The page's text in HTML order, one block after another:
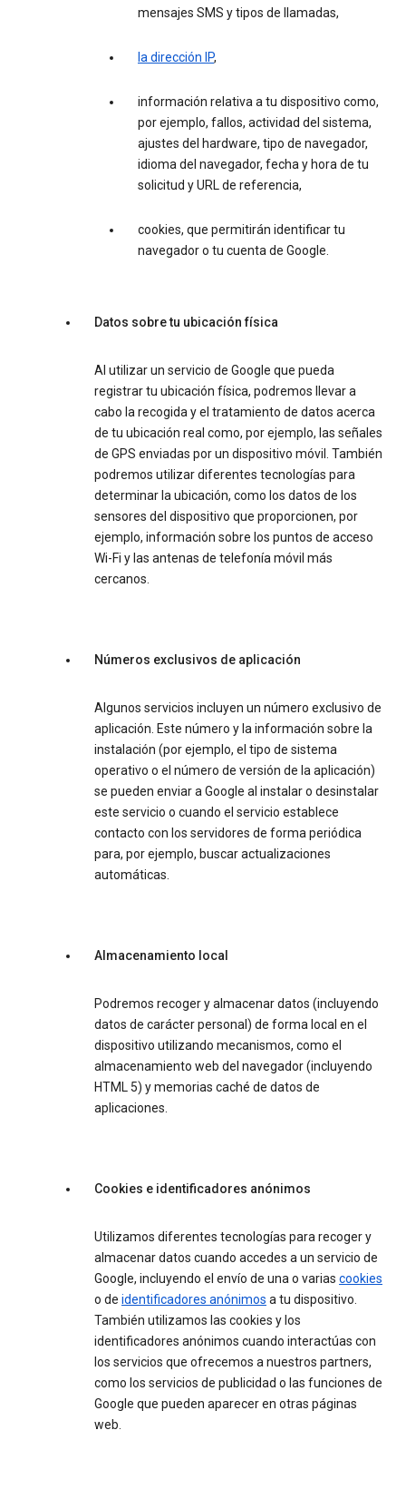
mensajes SMS y tipos de llamadas,
la dirección IP,
información relativa a tu dispositivo como,
por ejemplo, fallos, actividad del sistema,
ajustes del hardware, tipo de navegador,
idioma del navegador, fecha y hora de tu
solicitud y URL de referencia,
cookies, que permitirán identificar tu
navegador o tu cuenta de Google.
Datos sobre tu ubicación física
Al utilizar un servicio de Google que pueda
registrar tu ubicación física, podremos llevar a
cabo la recogida y el tratamiento de datos acerca
de tu ubicación real como, por ejemplo, las señales
de GPS enviadas por un dispositivo móvil. También
podremos utilizar diferentes tecnologías para
determinar la ubicación, como los datos de los
sensores del dispositivo que proporcionen, por
ejemplo, información sobre los puntos de acceso
Wi-Fi y las antenas de telefonía móvil más
cercanos.
Números exclusivos de aplicación
Algunos servicios incluyen un número exclusivo de
aplicación. Este número y la información sobre la
instalación (por ejemplo, el tipo de sistema
operativo o el número de versión de la aplicación)
se pueden enviar a Google al instalar o desinstalar
este servicio o cuando el servicio establece
contacto con los servidores de forma periódica
para, por ejemplo, buscar actualizaciones
automáticas.
Almacenamiento local
Podremos recoger y almacenar datos (incluyendo
datos de carácter personal) de forma local en el
dispositivo utilizando mecanismos, como el
almacenamiento web del navegador (incluyendo
HTML 5) y memorias caché de datos de
aplicaciones.
Cookies e identificadores anónimos
Utilizamos diferentes tecnologías para recoger y
almacenar datos cuando accedes a un servicio de
Google, incluyendo el envío de una o varias cookies
o de identificadores anónimos a tu dispositivo.
También utilizamos las cookies y los
identificadores anónimos cuando interactúas con
los servicios que ofrecemos a nuestros partners,
como los servicios de publicidad o las funciones de
Google que pueden aparecer en otras páginas
web.